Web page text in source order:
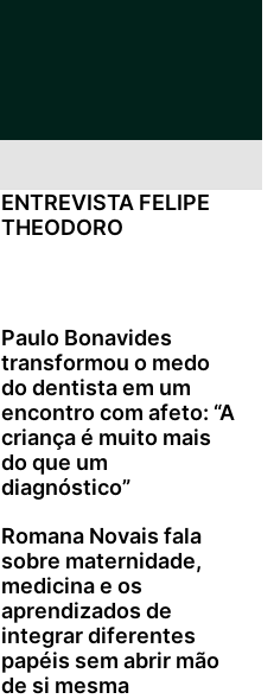
ENTREVISTA FELIPE
THEODORO
Paulo Bonavides
transformou o medo
do dentista em um
encontro com afeto: “A
criança é muito mais
do que um
diagnóstico”
Romana Novais fala
sobre maternidade,
medicina e os
aprendizados de
integrar diferentes
papéis sem abrir mão
de si mesma